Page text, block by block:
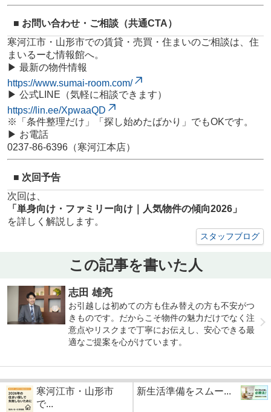
■ お問い合わせ・ご相談（共通CTA）
寒河江市・山形市での賃貸・売買・住まいのご相談は、住
まいるーむ情報館へ。
▶ 最新の物件情報
https://www.sumai-room.com/
▶ 公式LINE（気軽に相談できます）
https://lin.ee/XpwaaQD
※「条件整理だけ」「探し始めたばかり」でもOKです。
▶ お電話
0237-86-6396（寒河江本店）
■ 次回予告
次回は、
「単身向け・ファミリー向け｜人気物件の傾向2026」
を詳しく解説します。
スタッフブログ
この記事を書いた人
志田 雄亮
お引越しは初めての方も住み替えの方も不安がつ
きものです。だからこそ物件の魅力だけでなく注
意点やリスクまで丁寧にお伝えし、安心できる最
適なご提案を心がけています。
寒河江市・山形市
で...
新生活準備をスムー...